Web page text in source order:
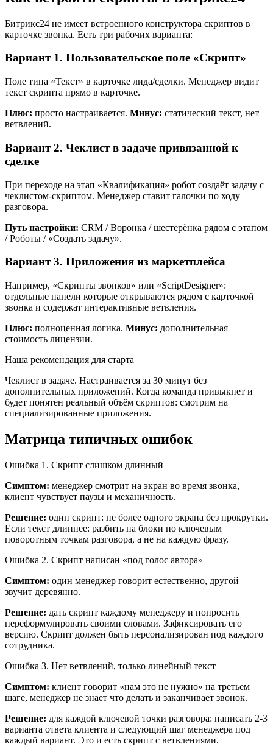
Битрикс24 не имеет встроенного конструктора скриптов в
карточке звонка. Есть три рабочих варианта:
Вариант 1. Пользовательское поле «Скрипт»
Поле типа «Текст» в карточке лида/сделки. Менеджер видит
текст скрипта прямо в карточке.
Плюс: просто настраивается. Минус: статический текст, нет
ветвлений.
Вариант 2. Чеклист в задаче привязанной к
сделке
При переходе на этап «Квалификация» робот создаёт задачу с
чеклистом-скриптом. Менеджер ставит галочки по ходу
разговора.
Путь настройки: CRM / Воронка / шестерёнка рядом с этапом
/ Роботы / «Создать задачу».
Вариант 3. Приложения из маркетплейса
Например, «Скрипты звонков» или «ScriptDesigner»:
отдельные панели которые открываются рядом с карточкой
звонка и содержат интерактивные ветвления.
Плюс: полноценная логика. Минус: дополнительная
стоимость лицензии.
Наша рекомендация для старта
Чеклист в задаче. Настраивается за 30 минут без
дополнительных приложений. Когда команда привыкнет и
будет понятен реальный объём скриптов: смотрим на
специализированные приложения.
Матрица типичных ошибок
Ошибка 1. Скрипт слишком длинный
Симптом: менеджер смотрит на экран во время звонка,
клиент чувствует паузы и механичность.
Решение: один скрипт: не более одного экрана без прокрутки.
Если текст длиннее: разбить на блоки по ключевым
поворотным точкам разговора, а не на каждую фразу.
Ошибка 2. Скрипт написан «под голос автора»
Симптом: один менеджер говорит естественно, другой
звучит деревянно.
Решение: дать скрипт каждому менеджеру и попросить
переформулировать своими словами. Зафиксировать его
версию. Скрипт должен быть персонализирован под каждого
сотрудника.
Ошибка 3. Нет ветвлений, только линейный текст
Симптом: клиент говорит «нам это не нужно» на третьем
шаге, менеджер не знает что делать и заканчивает звонок.
Решение: для каждой ключевой точки разговора: написать 2-3
варианта ответа клиента и следующий шаг менеджера под
каждый вариант. Это и есть скрипт с ветвлениями.